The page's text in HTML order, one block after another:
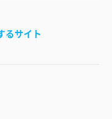
るサイト